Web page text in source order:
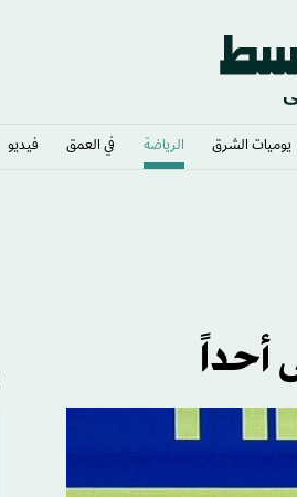
يوميات الشرق​ الرياضة في العمق فيديو
أحداً